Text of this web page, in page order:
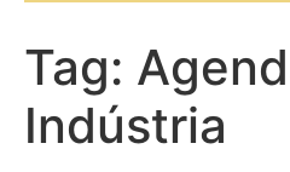
Tag:
Indústria